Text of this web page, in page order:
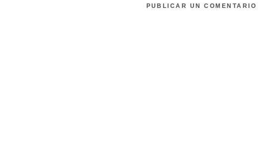
PUBLICAR UN COMENTARIO